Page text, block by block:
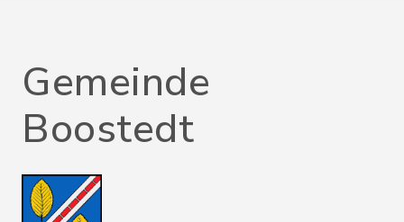
Gemeinde
Boostedt